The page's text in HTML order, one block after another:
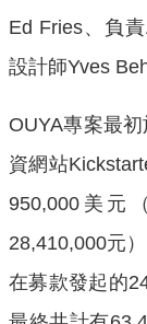
Ed Fries、負
設計師Yves
OUYA專案最
資網站
950,000美元
28,410,000元
在募款發起的